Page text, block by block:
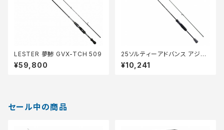
LESTER 夢鯵 GVX-TCH 509
¥59,800
25ソルティーアドバンス アジン
グ S58UL-S
¥10,241
セール中の商品